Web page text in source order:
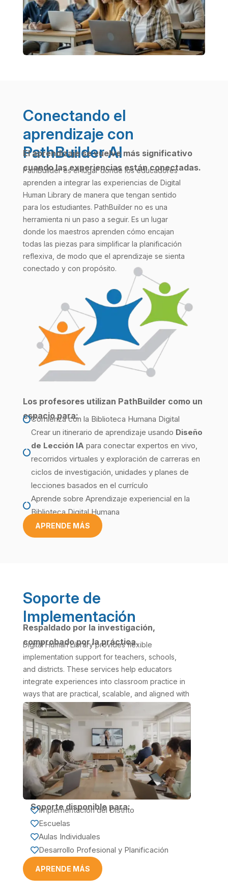
Conectando el
aprendizaje con
PathBuilder AI
El aprendizaje se vuelve más significativo
cuando las experiencias están conectadas.
PathBuilder es el lugar donde los educadores
aprenden a integrar las experiencias de Digital
Human Library de manera que tengan sentido
para los estudiantes. PathBuilder no es una
herramienta ni un paso a seguir. Es un lugar
donde los maestros aprenden cómo encajan
todas las piezas para simplificar la planificación
reflexiva, de modo que el aprendizaje se sienta
conectado y con propósito.
Los profesores utilizan PathBuilder como un
espacio para:
Comienza con la Biblioteca Humana Digital

Crear un itinerario de aprendizaje usando Diseño
de Lección IA para conectar expertos en vivo,
recorridos virtuales y exploración de carreras en
ciclos de investigación, unidades y planes de
lecciones basados en el currículo

Aprende sobre Aprendizaje experiencial en la
Biblioteca Digital Humana
APRENDE MÁS
Soporte de
Implementación
Respaldado por la investigación,
comprobado por la práctica.
Digital Human Library provides flexible
implementation support for teachers, schools,
and districts. These services help educators
integrate experiences into classroom practice in
ways that are practical, scalable, and aligned with
curriculum goals.
Soporte disponible para:
Implementación del Distrito
Escuelas
Aulas Individuales
Desarrollo Profesional y Planificación
APRENDE MÁS